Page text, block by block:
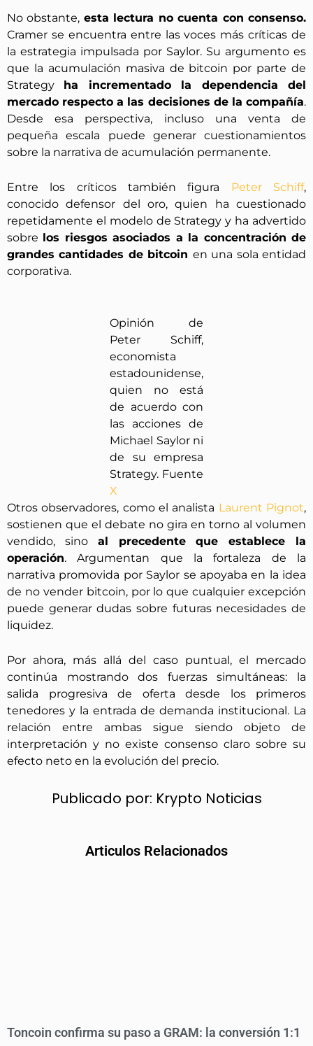
No obstante, esta lectura no cuenta con consenso.
Cramer se encuentra entre las voces más críticas de
la estrategia impulsada por Saylor. Su argumento es
que la acumulación masiva de bitcoin por parte de
Strategy ha incrementado la dependencia del
mercado respecto a las decisiones de la compañía.
Desde esa perspectiva, incluso una venta de
pequeña escala puede generar cuestionamientos
sobre la narrativa de acumulación permanente.
Entre los críticos también figura Peter Schiff,
conocido defensor del oro, quien ha cuestionado
repetidamente el modelo de Strategy y ha advertido
sobre los riesgos asociados a la concentración de
grandes cantidades de bitcoin en una sola entidad
corporativa.
Opinión de
Peter Schiff,
economista
estadounidense,
quien no está
de acuerdo con
las acciones de
Michael Saylor ni
de su empresa
Strategy. Fuente
X
Otros observadores, como el analista Laurent Pignot,
sostienen que el debate no gira en torno al volumen
vendido, sino al precedente que establece la
operación. Argumentan que la fortaleza de la
narrativa promovida por Saylor se apoyaba en la idea
de no vender bitcoin, por lo que cualquier excepción
puede generar dudas sobre futuras necesidades de
liquidez.
Por ahora, más allá del caso puntual, el mercado
continúa mostrando dos fuerzas simultáneas: la
salida progresiva de oferta desde los primeros
tenedores y la entrada de demanda institucional. La
relación entre ambas sigue siendo objeto de
interpretación y no existe consenso claro sobre su
efecto neto en la evolución del precio.
Publicado por: Krypto Noticias
Articulos Relacionados
Toncoin confirma su paso a GRAM: la conversión 1:1